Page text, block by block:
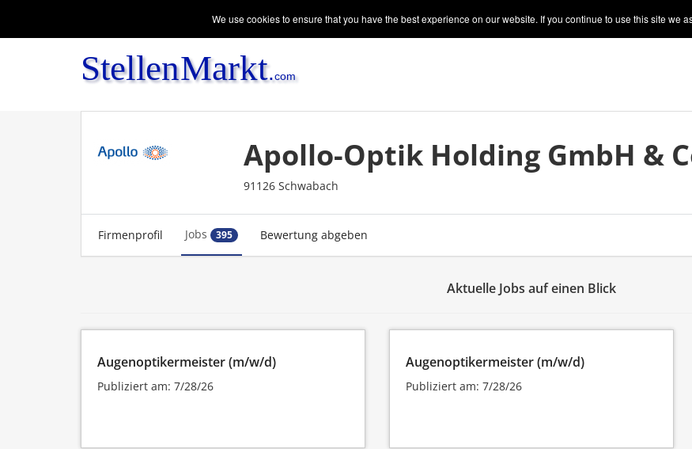
Apollo-Optik Holding GmbH &
91126 Schwabach
Firmenprofil Jobs 395 Bewertung abgeben
Aktuelle Jobs auf einen Blick
Augenoptikermeister (m/w/d)
Publiziert am: 7/28/26
Augenoptikermeister (m/w/d)
Publiziert am: 7/28/26
We use cookies to ensure that you have the best experience on our website. If you continue to use this site we